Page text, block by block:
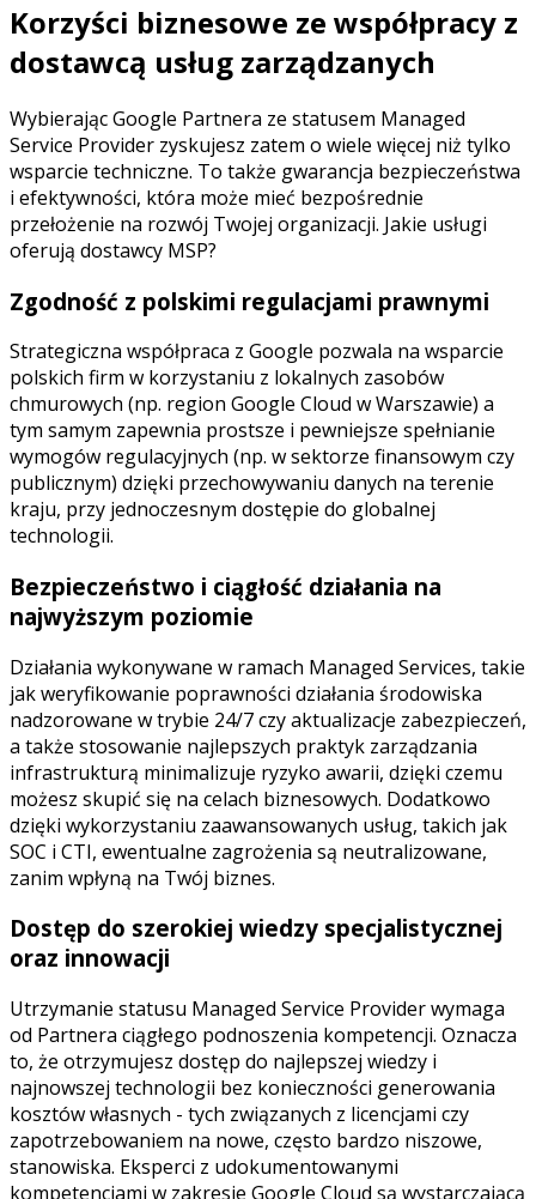
Korzyści biznesowe ze współpracy z
dostawcą usług zarządzanych
Wybierając Google Partnera ze statusem Managed
Service Provider zyskujesz zatem o wiele więcej niż tylko
wsparcie techniczne. To także gwarancja bezpieczeństwa
i efektywności, która może mieć bezpośrednie
przełożenie na rozwój Twojej organizacji. Jakie usługi
oferują dostawcy MSP?
Zgodność z polskimi regulacjami prawnymi
Strategiczna współpraca z Google pozwala na wsparcie
polskich firm w korzystaniu z lokalnych zasobów
chmurowych (np. region Google Cloud w Warszawie) a
tym samym zapewnia prostsze i pewniejsze spełnianie
wymogów regulacyjnych (np. w sektorze finansowym czy
publicznym) dzięki przechowywaniu danych na terenie
kraju, przy jednoczesnym dostępie do globalnej
technologii.
Bezpieczeństwo i ciągłość działania na
najwyższym poziomie
Działania wykonywane w ramach Managed Services, takie
jak weryfikowanie poprawności działania środowiska
nadzorowane w trybie 24/7 czy aktualizacje zabezpieczeń,
a także stosowanie najlepszych praktyk zarządzania
infrastrukturą minimalizuje ryzyko awarii, dzięki czemu
możesz skupić się na celach biznesowych. Dodatkowo
dzięki wykorzystaniu zaawansowanych usług, takich jak
SOC i CTI, ewentualne zagrożenia są neutralizowane,
zanim wpłyną na Twój biznes.
Dostęp do szerokiej wiedzy specjalistycznej
oraz innowacji
Utrzymanie statusu Managed Service Provider wymaga
od Partnera ciągłego podnoszenia kompetencji. Oznacza
to, że otrzymujesz dostęp do najlepszej wiedzy i
najnowszej technologii bez konieczności generowania
kosztów własnych - tych związanych z licencjami czy
zapotrzebowaniem na nowe, często bardzo niszowe,
stanowiska. Eksperci z udokumentowanymi
kompetencjami w zakresie Google Cloud są wystarczającą